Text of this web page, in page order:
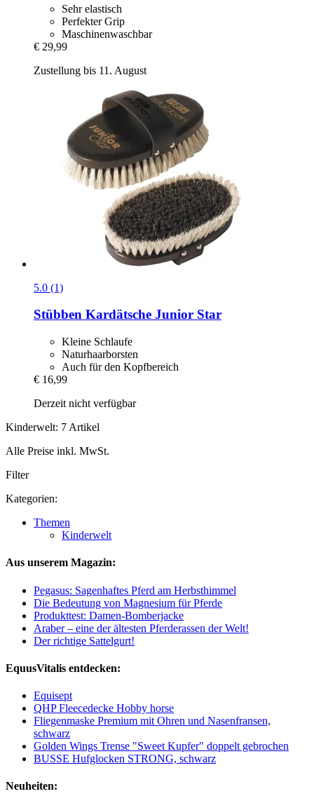
Sehr elastisch
Perfekter Grip
Maschinenwaschbar
€ 29,99
Zustellung bis 11. August
5.0 (1)
Stübben Kardätsche Junior Star
Kleine Schlaufe
Naturhaarborsten
Auch für den Kopfbereich
€ 16,99
Derzeit nicht verfügbar
Kinderwelt: 7 Artikel
Alle Preise inkl. MwSt.
Filter
Kategorien:
Themen
Kinderwelt
Aus unserem Magazin:
Pegasus: Sagenhaftes Pferd am Herbsthimmel
Die Bedeutung von Magnesium für Pferde
Produkttest: Damen-Bomberjacke
Araber – eine der ältesten Pferderassen der Welt!
Der richtige Sattelgurt!
EquusVitalis entdecken:
Equisept
QHP Fleecedecke Hobby horse
Fliegenmaske Premium mit Ohren und Nasenfransen,
schwarz
Golden Wings Trense "Sweet Kupfer" doppelt gebrochen
BUSSE Hufglocken STRONG, schwarz
Neuheiten: